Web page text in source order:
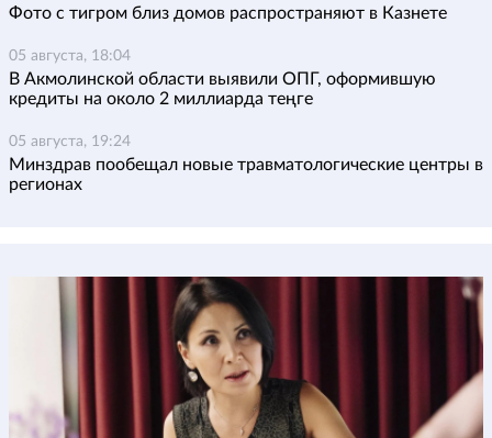
Фото с тигром близ домов распространяют в Казнете
05 августа, 18:04
В Акмолинской области выявили ОПГ, оформившую
кредиты на около 2 миллиарда теңге
05 августа, 19:24
Минздрав пообещал новые травматологические центры в
регионах